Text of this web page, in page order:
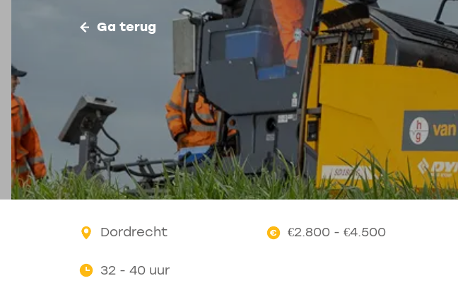
Ga terug
Dordrecht
32 - 40 uur
€2.800 - €4.500